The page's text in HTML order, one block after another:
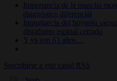
Importancia de la mancha
diagnóstico diferencial
Importancia del hoyuelo
disrafismo espinal cerrado
Y ya son 63 años…
Suscribirse a este canal RSS